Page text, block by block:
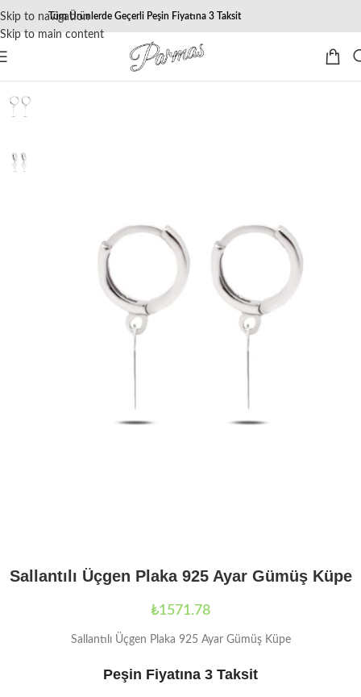
Skip to navigation
Skip to main content
Tüm Ürünlerde Geçerli Peşin Fiyatına 3 Taksit
Sallantılı Üçgen Plaka 925 Ayar Gümüş Küpe
₺1571.78
Sallantılı Üçgen Plaka 925 Ayar Gümüş Küpe
Peşin Fiyatına 3 Taksit